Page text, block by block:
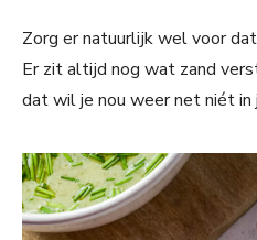
Zorg er natuurlijk wel voor
Er zit altijd nog wat zand
dat wil je nou weer net niét in